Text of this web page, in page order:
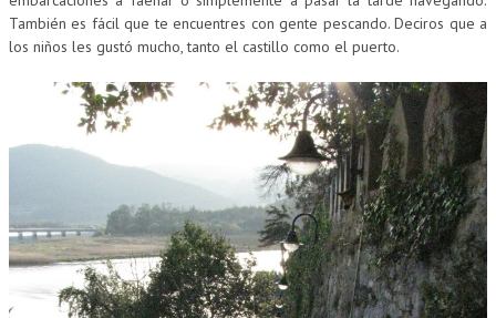
También es fácil que te encuentres con gente pescando. Deciros que a
los niños les gustó mucho, tanto el castillo como el puerto.